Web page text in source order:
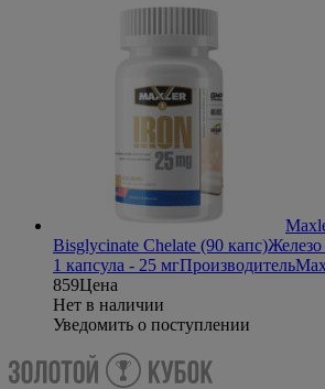
Bisglycinate Chelate (90 капс)
1 капсула - 25 мгПроизводитель
859Цена
Нет в наличии
Уведомить о поступлении